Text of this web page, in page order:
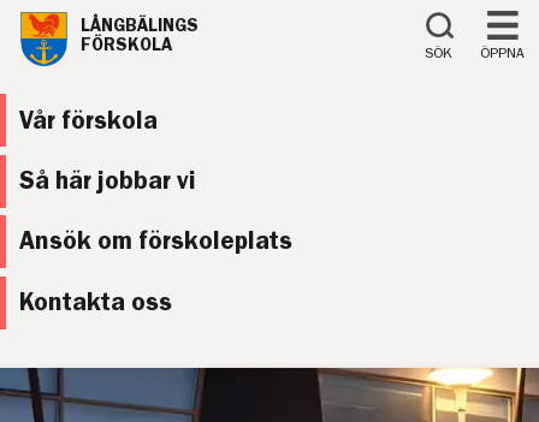
Till innehåll på sidan
LÅNGBÄLINGS
FÖRSKOLA
SÖK ÖPPNA
Vår förskola
Så här jobbar vi
Ansök om förskoleplats
Kontakta oss